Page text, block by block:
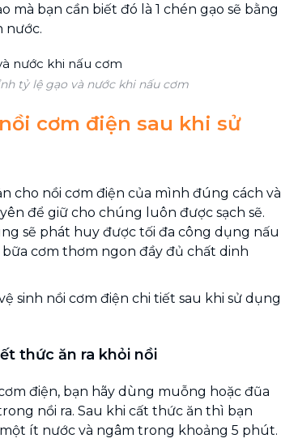
mà bạn cần biết đó là 1 chén gạo sẽ bằng
nước.
tỷ lệ gạo và nước khi nấu cơm
cơm điện sau khi sử
cho nồi cơm điện của mình đúng cách và
để giữ cho chúng luôn được sạch sẽ.
sẽ phát huy được tối đa công dụng nấu
cơm thơm ngon đầy đủ chất dinh
sinh nồi cơm điện chi tiết sau khi sử dụng
thức ăn ra khỏi nồi
điện, bạn hãy dùng muỗng hoặc đũa
nồi ra. Sau khi cất thức ăn thì bạn
ít nước và ngâm trong khoảng 5 phút.